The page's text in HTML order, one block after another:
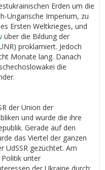
Erden um die
Ungarische Imperium, zu
Ersten Weltkrieges, und
über die Bildung der
proklamiert. Jedoch
Monate lang. Danach
die
der Union der
und wurde die ihre
Gerade auf den
das Viertel der ganzen
UdSSR gezüchtet. Am
unter
der Ukraine durch: